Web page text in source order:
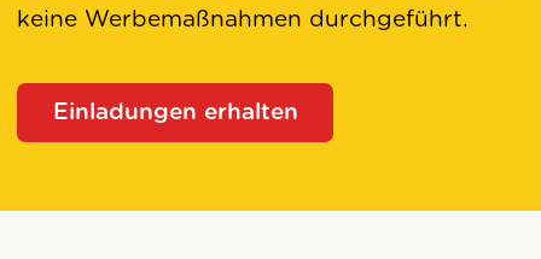
keine Werbemaßnahmen durchgeführt.
Einladungen erhalten